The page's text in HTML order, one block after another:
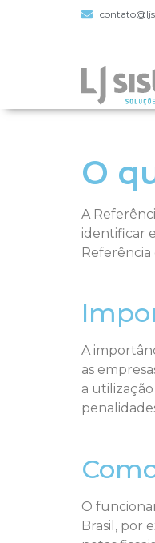
O
A
identificar
A
as
a
O
Brasil, por